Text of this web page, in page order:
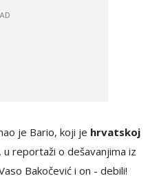
je Bario, koji je hrvatskoj
, u reportaži o dešavanjima iz
Bakočević i on - debili!